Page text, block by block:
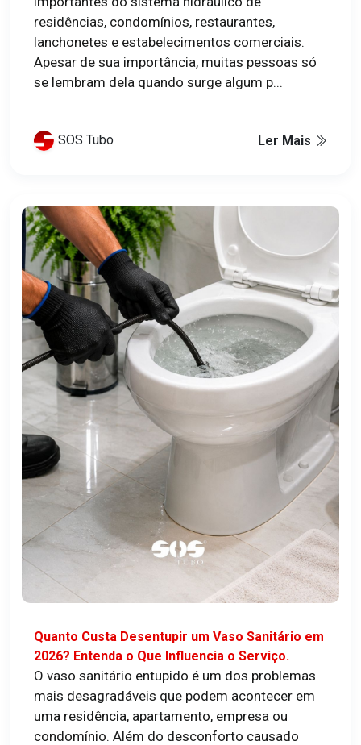
residências, condomínios, restaurantes,
lanchonetes e estabelecimentos comerciais.
Apesar de sua importância, muitas pessoas só
se lembram dela quando surge algum p...
SOS Tubo Ler Mais
Quanto Custa Desentupir um Vaso Sanitário em
2026? Entenda o Que Influencia o Serviço.
O vaso sanitário entupido é um dos problemas
mais desagradáveis que podem acontecer em
uma residência, apartamento, empresa ou
condomínio. Além do desconforto causado